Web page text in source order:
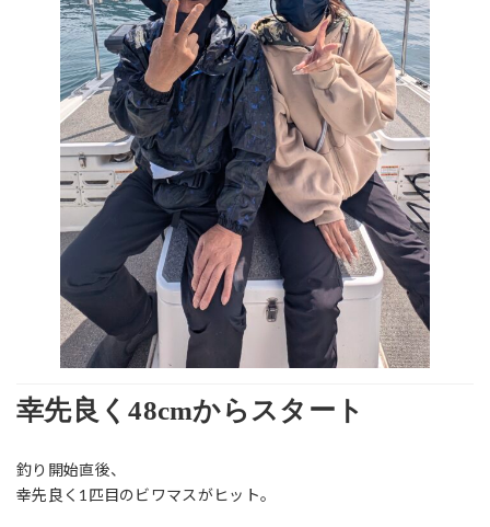
幸先良く48cmからスタート
釣り開始直後、
幸先良く1匹目のビワマスがヒット。